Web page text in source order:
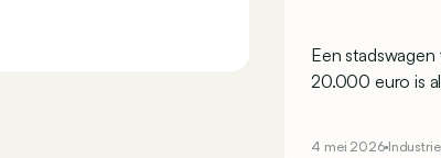
Een
20.000 euro is
4 mei 2026 Industrie